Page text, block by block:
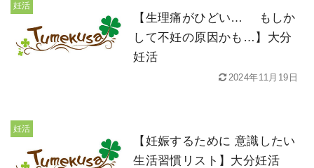
妊活
【生理痛がひどい… もしか
して不妊の原因かも…】大分
妊活
2024年11月19日
妊活
【妊娠するために 意識したい
生活習慣リスト】大分妊活